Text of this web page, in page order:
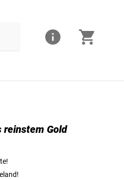
Die Goldbarren-Münze ''Krebs"
reinstem Gold